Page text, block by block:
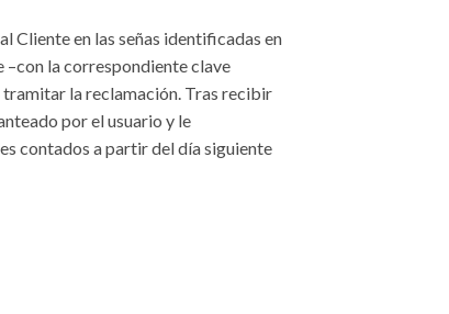
Cliente en las señas identificadas en
–con la correspondiente clave
la reclamación. Tras recibir
por el usuario y le
contados a partir del día siguiente